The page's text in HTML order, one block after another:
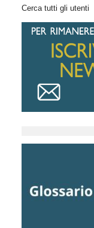
Cerca tutti gli utenti